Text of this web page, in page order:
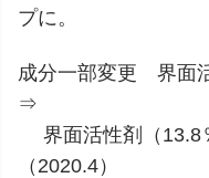
プに。
成分一部変更 界面
⇒
界面活性剤（13.8
（2020.4）